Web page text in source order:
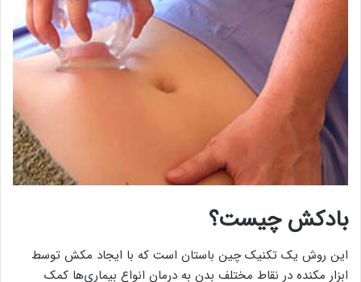
بادکش چیست؟
این روش یک تکنیک چین باستان است که با ایجاد مکش توسط
ابزار مکنده در نقاط مختلف بدن به درمان انواع بیماری‌ها کمک